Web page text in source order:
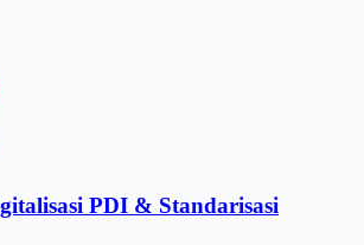
PDI & Standarisasi